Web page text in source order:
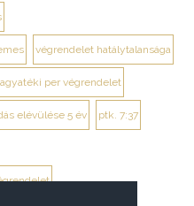
végrendelet hatálytalansága
per végrendelet
elévülése 5 év ptk. 7:37